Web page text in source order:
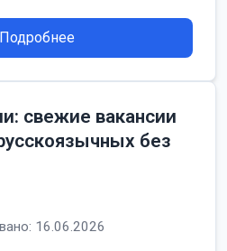
Подробнее
свежие вакансии
без
16.06.2026